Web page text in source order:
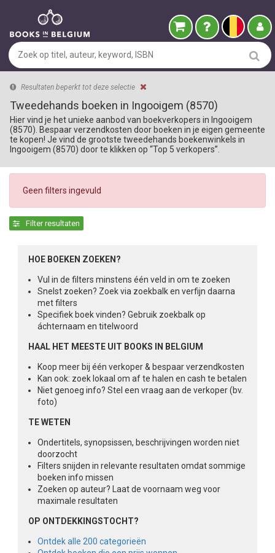
Resultaten beperkt tot deze selectie
Tweedehands boeken in Ingooigem (8570)
Hier vind je het unieke aanbod van boekverkopers in Ingooigem
(8570). Bespaar verzendkosten door boeken in je eigen gemeente
te kopen! Je vind de grootste tweedehands boekenwinkels in
Ingooigem (8570) door te klikken op “Top 5 verkopers”.
Geen filters ingevuld
Filter resultaten
HOE BOEKEN ZOEKEN?
Vul in de filters minstens één veld in om te zoeken
Snelst zoeken? Zoek via zoekbalk en verfijn daarna
met filters
Specifiek boek vinden? Gebruik zoekbalk op
áchternaam en titelwoord
HAAL HET MEESTE UIT BOOKS IN BELGIUM
Koop meer bij één verkoper & bespaar verzendkosten
Kan ook: zoek lokaal om af te halen en cash te betalen
Niet genoeg info? Stel een vraag aan de verkoper (bv.
foto)
TE WETEN
Ondertitels, synopsissen, beschrijvingen worden niet
doorzocht
Filters snijden in relevante resultaten omdat sommige
boeken info missen
Zoeken op auteur? Laat de voornaam weg voor
maximale resultaten
OP ONTDEKKINGSTOCHT?
Ontdek alle 200 categorieën